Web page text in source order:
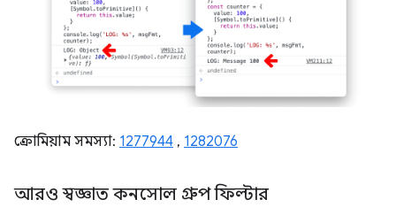
ক্রোমিয়াম সমস্যা: 1277944 , 1282076
আরও স্বজ্ঞাত কনসোল গ্রুপ ফিল্টার